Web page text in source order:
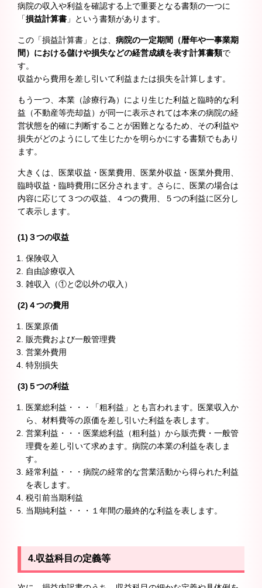
病院の収入や利益を確認する上で重要となる書類の一つに
「損益計算書 」という書類があります。
この「損益計算書」とは、 病院の一定期間（暦年や一事業期
間）における儲けや損失などの経営成績を表す計算書類で
す。
収益から費用を差し引いて利益または損失を計算します。
もう一つ、本業（診療行為）により生じた利益と臨時的な利
益（不動産等売却益）が同一に表示されては本来の病院の経
営状態を的確に判断することが困難となるため、その利益や
損失がどのようにして生じたかを明らかにする書類でもあり
ます。
大きくは、医業収益・医業費用、医業外収益・医業外費用、
臨時収益・臨時費用に区分されます。さらに、医業の場合は
内容に応じて３つの収益、４つの費用、５つの利益に区分し
て表示します。
(1)３つの収益
保険収入
自由診療収入
雑収入（①と②以外の収入）
(2)４つの費用
医業原価
販売費および一般管理費
営業外費用
特別損失
(3)５つの利益
医業総利益・・・「粗利益」とも言われます。医業収入か
ら、材料費等の原価を差し引いた利益を表します。
営業利益・・・医業総利益（粗利益）から販売費・一般管
理費を差し引いて求めます。病院の本業の利益を表しま
す。
経常利益・・・病院の経常的な営業活動から得られた利益
を表します。
税引前当期利益
当期純利益・・・１年間の最終的な利益を表します。
4.収益科目の定義等